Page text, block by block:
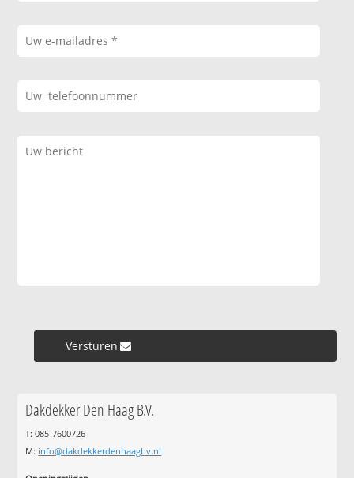
Versturen »
Dakdekker Den Haag B.V.
T: 085-7600726
M: info@dakdekkerdenhaagbv.nl